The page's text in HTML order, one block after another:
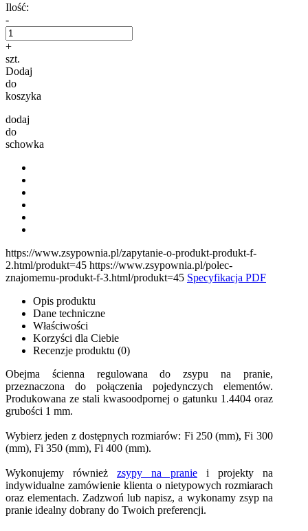
Ilość:
-
+
szt.
Dodaj
do
koszyka
dodaj
do
schowka
https://www.zsypownia.pl/zapytanie-o-produkt-produkt-f-
2.html/produkt=45 https://www.zsypownia.pl/polec-
znajomemu-produkt-f-3.html/produkt=45 Specyfikacja PDF
Opis produktu
Dane techniczne
Właściwości
Korzyści dla Ciebie
Recenzje produktu (0)
Obejma ścienna regulowana do zsypu na pranie,
przeznaczona do połączenia pojedynczych elementów.
Produkowana ze stali kwasoodpornej o gatunku 1.4404 oraz
grubości 1 mm.
Wybierz jeden z dostępnych rozmiarów: Fi 250 (mm), Fi 300
(mm), Fi 350 (mm), Fi 400 (mm).
Wykonujemy również zsypy na praniei projekty na
indywidualne zamówienie klienta o nietypowych rozmiarach
oraz elementach. Zadzwoń lub napisz, a wykonamy zsyp na
pranie idealny dobrany do Twoich preferencji.